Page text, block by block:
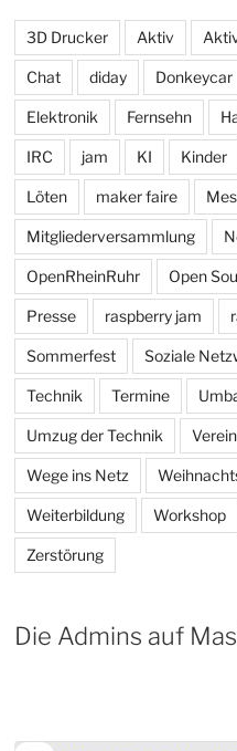
3D Drucker Aktiv
Chat diday Donkeycar
Elektronik Fernsehn
IRC jam KI Kinder
Löten maker faire
Mitgliederversammlung
OpenRheinRuhr Open
Presse raspberry jam
Sommerfest Soziale
Technik Termine
Umzug der Technik
Wege ins Netz
Weiterbildung Workshop
Zerstörung
Die Admins auf